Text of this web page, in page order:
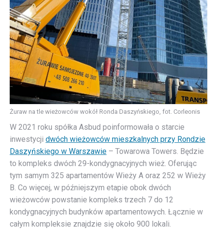
Żuraw na tle wieżowców wokół Ronda Daszyńskiego, fot. Corleonis
W 2021 roku spółka Asbud poinformowała o starcie
inwestycji dwóch wieżowców mieszkalnych przy Rondzie
Daszyńskiego w Warszawie – Towarowa Towers. Będzie
to kompleks dwóch 29-kondygnacyjnych wież. Oferując
tym samym 325 apartamentów Wieży A oraz 252 w Wieży
B. Co więcej, w późniejszym etapie obok dwóch
wieżowców powstanie kompleks trzech 7 do 12
kondygnacyjnych budynków apartamentowych. Łącznie w
całym kompleksie znajdzie się około 900 lokali.